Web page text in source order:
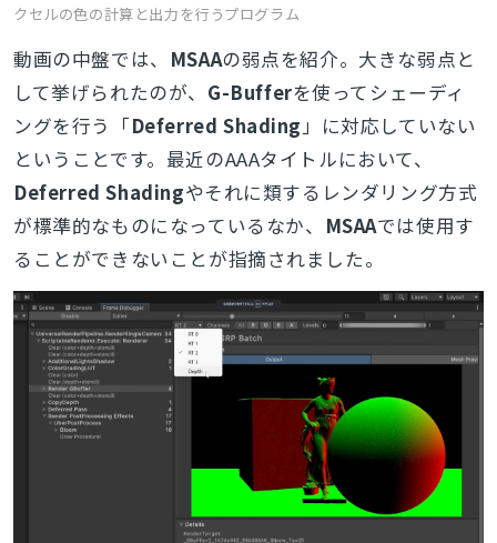
クセルの色の計算と出力を行うプログラム
動画の中盤では、 MSAAの弱点を紹介。大きな弱点と
して挙げられたのが、 G-Bufferを使ってシェーディ
ングを行う「Deferred Shading 」に対応していない
ということです。最近のAAAタイトルにおいて、
Deferred Shadingやそれに類するレンダリング方式
が標準的なものになっているなか、
MSAAでは使用す
ることができないことが指摘されました。